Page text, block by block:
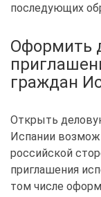
последующих
Оформить
граждан
Открыть
Испании
российской
приглашения
том числе